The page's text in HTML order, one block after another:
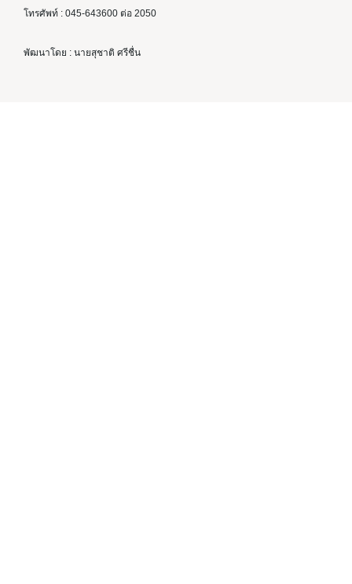
โทรศัพท์ : 045-643600 ต่อ 2050
พัฒนาโดย : นายสุชาติ ศรีชื่น